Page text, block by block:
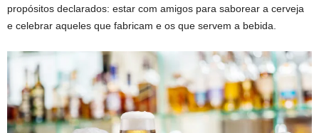
propósitos declarados: estar com amigos para saborear a cerveja
e celebrar aqueles que fabricam e os que servem a bebida.